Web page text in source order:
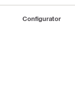
Configurator